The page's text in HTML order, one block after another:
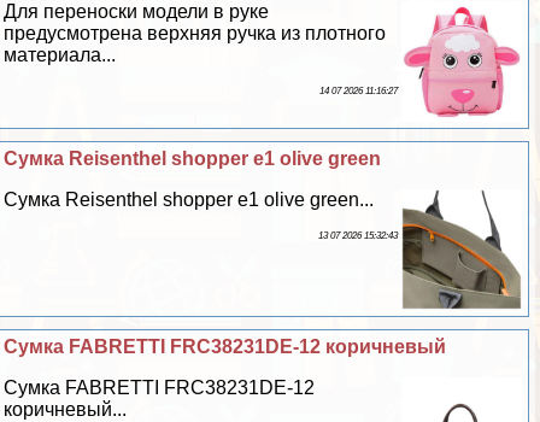
Для переноски модели в руке
предусмотрена верхняя ручка из плотного
материала...
14 07 2026 11:16:27
Сумка Reisenthel shopper e1 olive green
Сумка Reisenthel shopper e1 olive green...
13 07 2026 15:32:43
Сумка FABRETTI FRC38231DE-12 коричневый
Сумка FABRETTI FRC38231DE-12
коричневый...